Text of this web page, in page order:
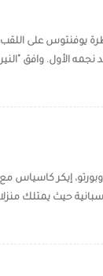
يوفنتوس على
الأول. وافق
إيكر كاسياس
حيث يمتلك